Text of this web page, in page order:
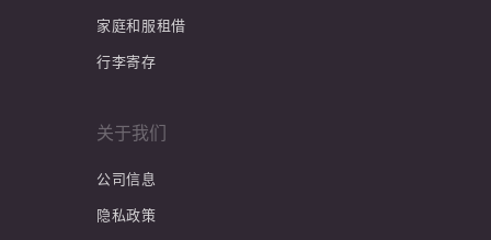
家庭和服租借
行李寄存
关于我们
公司信息
隐私政策